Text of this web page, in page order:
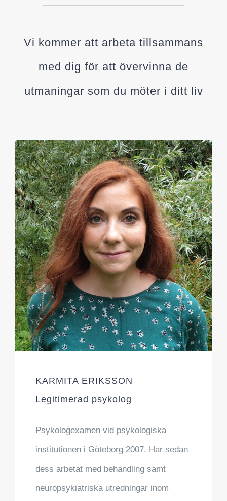
Vi kommer att arbeta tillsammans
med dig för att övervinna de
utmaningar som du möter i ditt liv
KARMITA ERIKSSON
Legitimerad psykolog
Psykologexamen vid psykologiska
institutionen i Göteborg 2007. Har sedan
dess arbetat med behandling samt
neuropsykiatriska utredningar inom